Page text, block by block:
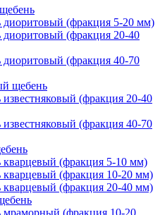
(фракция 5-20 мм)
(фракция 20-40
(фракция 40-70
щебень
(фракция 20-40
(фракция 40-70
(фракция 5-10 мм)
(фракция 10-20 мм)
(фракция 20-40 мм)
(фракция 10-20